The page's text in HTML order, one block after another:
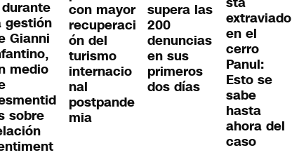
gestión
Gianni
medio
sobre
con mayor
recuperaci
ón del
turismo
internacio
nal
postpande
mia
supera las
200
denuncias
en sus
primeros
dos días
extraviado
en el
cerro
Panul:
Esto se
sabe
hasta
ahora del
caso